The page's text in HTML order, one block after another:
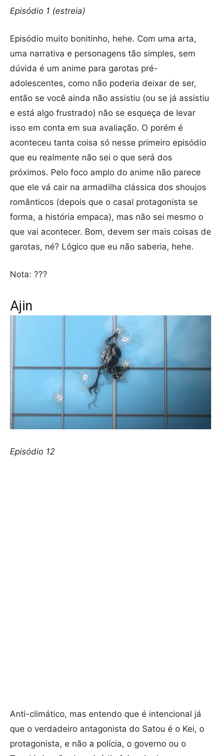
Episódio 1 (estreia)
Episódio muito bonitinho, hehe. Com uma arta,
uma narrativa e personagens tão simples, sem
dúvida é um anime para garotas pré-
adolescentes, como não poderia deixar de ser,
então se você ainda não assistiu (ou se já assistiu
e está algo frustrado) não se esqueça de levar
isso em conta em sua avaliação. O porém é
aconteceu tanta coisa só nesse primeiro episódio
que eu realmente não sei o que será dos
próximos. Pelo foco amplo do anime não parece
que ele vá cair na armadilha clássica dos shoujos
românticos (depois que o casal protagonista se
forma, a história empaca), mas não sei mesmo o
que vai acontecer. Bom, devem ser mais coisas de
garotas, né? Lógico que eu não saberia, hehe.
Nota: ???
Ajin
Episódio 12
Anti-climático, mas entendo que é intencional já
que o verdadeiro antagonista do Satou é o Kei, o
protagonista, e não a polícia, o governo ou o